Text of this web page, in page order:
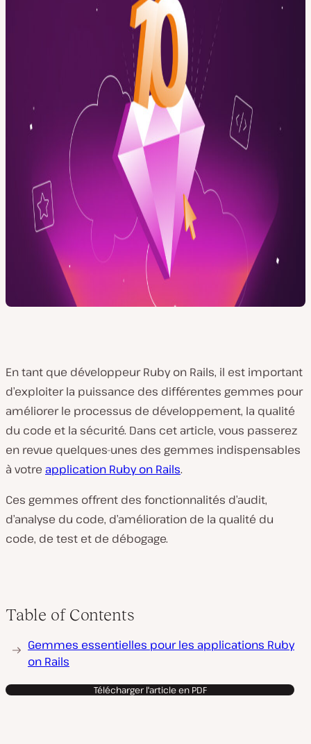
En tant que développeur Ruby on Rails, il est important
d’exploiter la puissance des différentes gemmes pour
améliorer le processus de développement, la qualité
du code et la sécurité. Dans cet article, vous passerez
en revue quelques-unes des gemmes indispensables
à votre application Ruby on Rails.
Ces gemmes offrent des fonctionnalités d’audit,
d’analyse du code, d’amélioration de la qualité du
code, de test et de débogage.
Table of Contents
Gemmes essentielles pour les applications Ruby
on Rails
Télécharger l'article en PDF